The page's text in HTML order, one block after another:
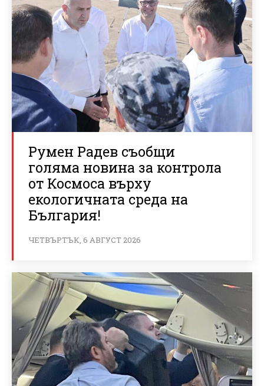
Румен Радев съобщи
голяма новина за контрола
от Космоса върху
екологичната среда на
България!
ЧЕТВЪРТЪК, 6 АВГУСТ 2026